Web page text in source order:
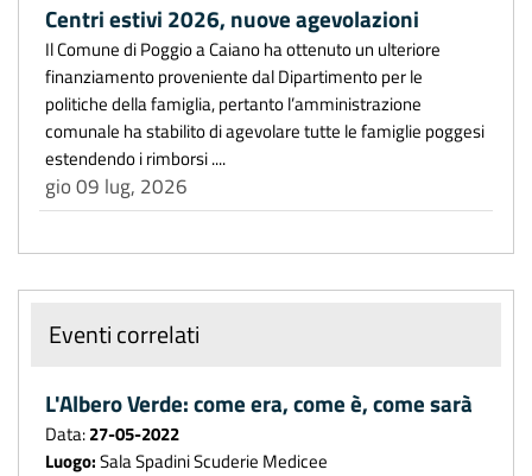
Centri estivi 2026, nuove agevolazioni
Il Comune di Poggio a Caiano ha ottenuto un ulteriore
finanziamento proveniente dal Dipartimento per le
politiche della famiglia, pertanto l’amministrazione
comunale ha stabilito di agevolare tutte le famiglie poggesi
estendendo i rimborsi ....
gio 09 lug, 2026
Eventi correlati
L'Albero Verde: come era, come è, come sarà
Data:27-05-2022
Luogo:Sala Spadini Scuderie Medicee